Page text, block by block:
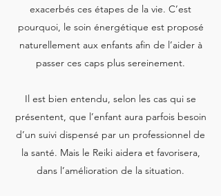
exacerbés ces étapes de la vie. C’est
pourquoi, le soin énergétique est proposé
naturellement aux enfants afin de l’aider à
passer ces caps plus sereinement.
Il est bien entendu, selon les cas qui se
présentent, que l’enfant aura parfois besoin
d’un suivi dispensé par un professionnel de
la santé. Mais le Reiki aidera et favorisera,
dans l’amélioration de la situation.